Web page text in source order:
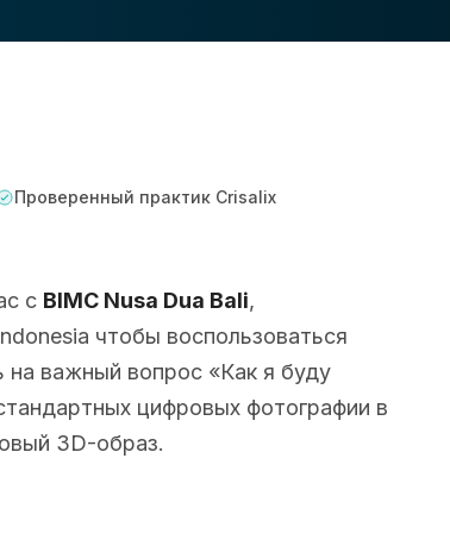
Проверенный практик Crisalix
с BIMC Nusa Dua Bali,
чтобы воспользоваться
на важный вопрос «Как я буду
цифровых фотографии в
3D-образ.